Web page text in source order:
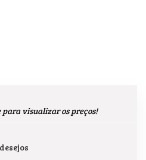
para visualizar os preços!